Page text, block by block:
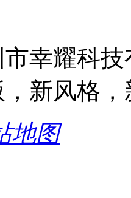
市幸耀
，新风格
地图